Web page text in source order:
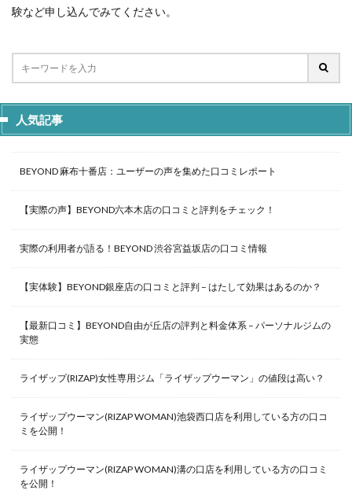
験など申し込んでみてください。
人気記事
BEYOND 麻布十番店：ユーザーの声を集めた口コミレポート
【実際の声】BEYOND六本木店の口コミと評判をチェック！
実際の利用者が語る！BEYOND 渋谷宮益坂店の口コミ情報
【実体験】BEYOND銀座店の口コミと評判 – はたして効果はあるのか？
【最新口コミ】BEYOND自由が丘店の評判と料金体系 – パーソナルジムの
実態
ライザップ(RIZAP)女性専用ジム「ライザップウーマン」の値段は高い？
ライザップウーマン(RIZAP WOMAN)池袋西口店を利用している方の口コ
ミを公開！
ライザップウーマン(RIZAP WOMAN)溝の口店を利用している方の口コミ
を公開！